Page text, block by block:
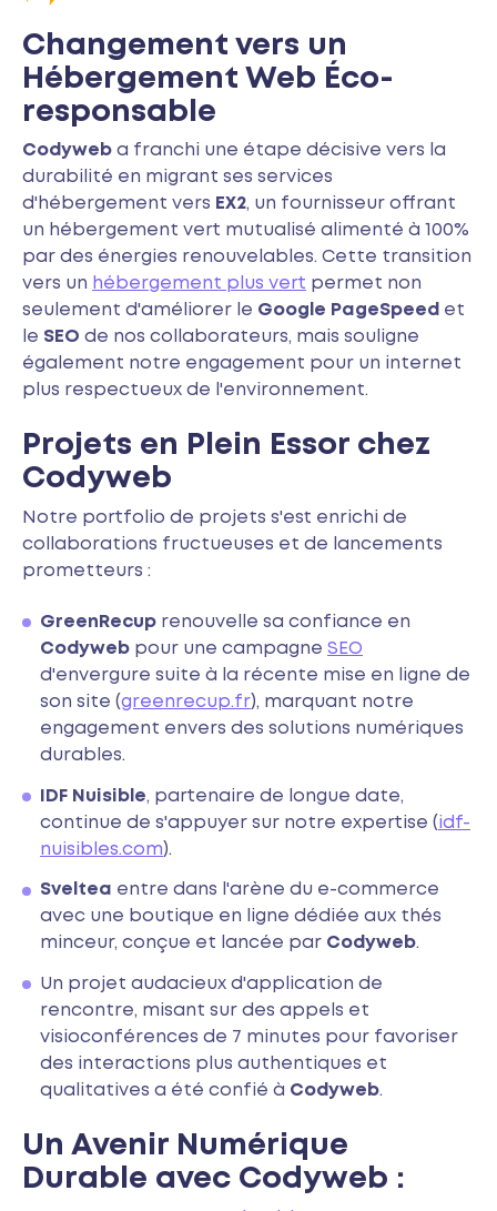
Changement vers un
Hébergement Web Éco-
responsable
Codyweb a franchi une étape décisive vers la
durabilité en migrant ses services
d'hébergement vers EX2, un fournisseur offrant
un hébergement vert mutualisé alimenté à 100%
par des énergies renouvelables. Cette transition
vers un hébergement plus vert permet non
seulement d'améliorer le Google PageSpeed et
le SEO de nos collaborateurs, mais souligne
également notre engagement pour un internet
plus respectueux de l'environnement.
Projets en Plein Essor chez
Codyweb
Notre portfolio de projets s'est enrichi de
collaborations fructueuses et de lancements
prometteurs :
GreenRecup renouvelle sa confiance en
Codyweb pour une campagne SEO
d'envergure suite à la récente mise en ligne de
son site (greenrecup.fr), marquant notre
engagement envers des solutions numériques
durables.
IDF Nuisible, partenaire de longue date,
continue de s'appuyer sur notre expertise (idf-
nuisibles.com).
Sveltea entre dans l'arène du e-commerce
avec une boutique en ligne dédiée aux thés
minceur, conçue et lancée par Codyweb.
Un projet audacieux d'application de
rencontre, misant sur des appels et
visioconférences de 7 minutes pour favoriser
des interactions plus authentiques et
qualitatives a été confié à Codyweb.
Un Avenir Numérique
Durable avec Codyweb :